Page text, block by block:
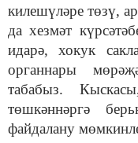
килешүләре төзү,
да хезмәт
идарә, хокук
органнары
табабыз.
төшкәннәргә
файдалану